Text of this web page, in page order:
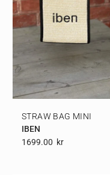
STRAW BAG MINI
IBEN
1699.00 Kr